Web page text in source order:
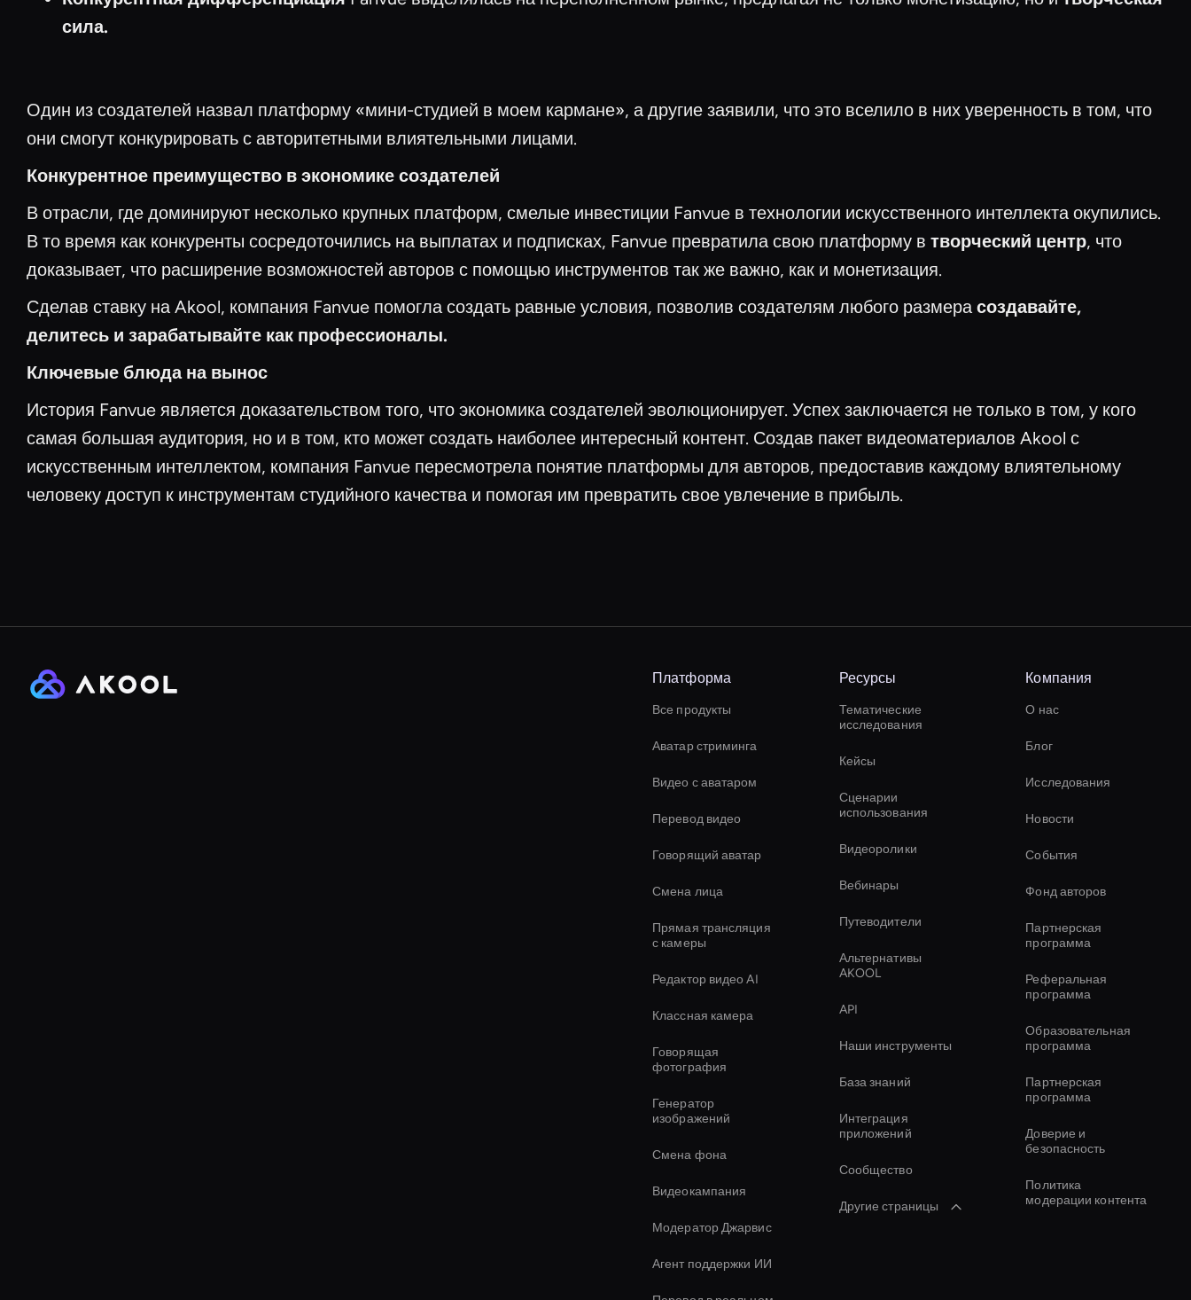
сила.
Один из создателей назвал платформу «мини-студией в моем кармане», а другие заявили, что это вселило в них уверенность в том, что
они смогут конкурировать с авторитетными влиятельными лицами.
Конкурентное преимущество в экономике создателей
В отрасли, где доминируют несколько крупных платформ, смелые инвестиции Fanvue в технологии искусственного интеллекта окупились.
В то время как конкуренты сосредоточились на выплатах и подписках, Fanvue превратила свою платформу в творческий центр, что
доказывает, что расширение возможностей авторов с помощью инструментов так же важно, как и монетизация.
Сделав ставку на Akool, компания Fanvue помогла создать равные условия, позволив создателям любого размерасоздавайте,
делитесь и зарабатывайте как профессионалы.
Ключевые блюда на вынос
История Fanvue является доказательством того, что экономика создателей эволюционирует. Успех заключается не только в том, у кого
самая большая аудитория, но и в том, кто может создать наиболее интересный контент. Создав пакет видеоматериалов Akool с
искусственным интеллектом, компания Fanvue пересмотрела понятие платформы для авторов, предоставив каждому влиятельному
человеку доступ к инструментам студийного качества и помогая им превратить свое увлечение в прибыль.
Платформа
Все продукты
Аватар стриминга
Видео с аватаром
Перевод видео
Говорящий аватар
Смена лица
Прямая трансляция
с камеры
Редактор видео AI
Классная камера
Говорящая
фотография
Генератор
изображений
Смена фона
Видеокампания
Модератор Джарвис
Агент поддержки ИИ
Ресурсы
Тематические
исследования
Кейсы
Сценарии
использования
Видеоролики
Вебинары
Путеводители
Альтернативы
AKOOL
API
Наши инструменты
База знаний
Интеграция
приложений
Сообщество
Другие страницы
Компания
О нас
Блог
Исследования
Новости
События
Фонд авторов
Партнерская
программа
Реферальная
программа
Образовательная
программа
Партнерская
программа
Доверие и
безопасность
Политика
модерации контента